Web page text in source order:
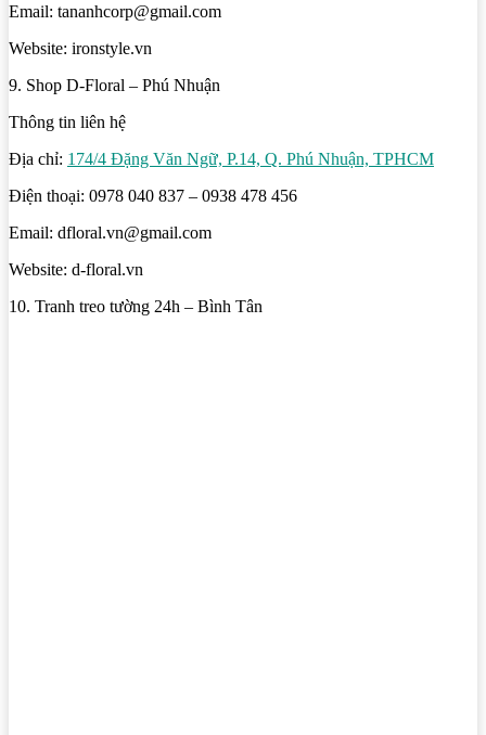
Email: tananhcorp@gmail.com
Website: ironstyle.vn
9. Shop D-Floral – Phú Nhuận
Thông tin liên hệ
Địa chỉ: 174/4 Đặng Văn Ngữ, P.14, Q. Phú Nhuận, TPHCM
Điện thoại: 0978 040 837 – 0938 478 456
Email: dfloral.vn@gmail.com
Website: d-floral.vn
10. Tranh treo tường 24h – Bình Tân